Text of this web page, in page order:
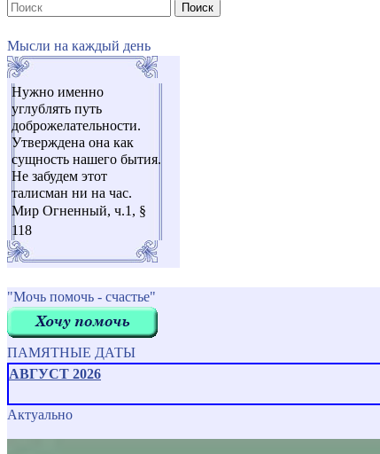
Поиск
Мысли на каждый день
Нужно именно
углублять путь
доброжелательности.
Утверждена она как
сущность нашего бытия.
Не забудем этот
талисман ни на час.
Мир Огненный, ч.1, §
118
"Мочь помочь - счастье"
ПАМЯТНЫЕ ДАТЫ
АВГУСТ 2026
Актуально